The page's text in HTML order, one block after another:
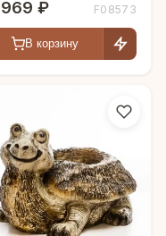
₽ F08573
В корзину